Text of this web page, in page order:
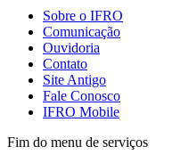
Sobre o IFRO
Comunicação
Ouvidoria
Contato
Site Antigo
Fale Conosco
IFRO Mobile
Fim do menu de serviços